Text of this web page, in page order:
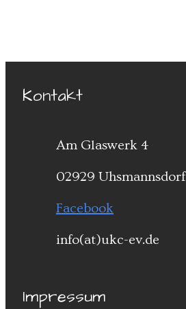
Kontakt
Am Glaswerk 4
02929 Uhsmannsdorf
Facebook
info(at)ukc-ev.de
Impressum